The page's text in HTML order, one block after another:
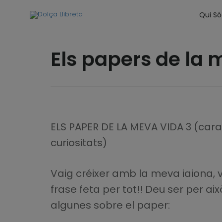
Qui
Els papers de la
ELS PAPER DE LA MEVA VIDA 3
curiositats)
Vaig créixer amb la meva iaiona,
frase feta per tot!! Deu ser per
algunes sobre el paper: